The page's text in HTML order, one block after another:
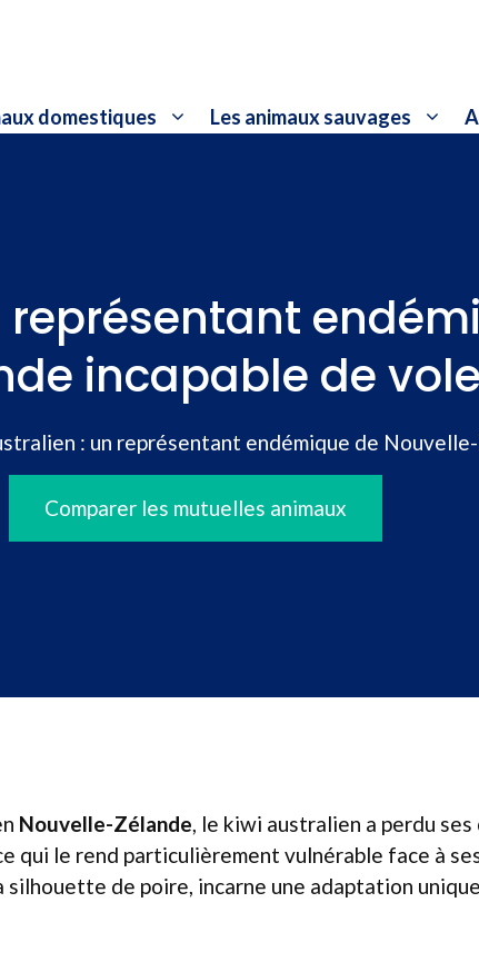
domestiques Les animaux sauvages
représentant
incapable de
: un représentant endémique de
Comparer les mutuelles animaux
Nouvelle-Zélande, le kiwi australien a perdu ses
qui le rend particulièrement vulnérable face à
silhouette de poire, incarne une adaptation